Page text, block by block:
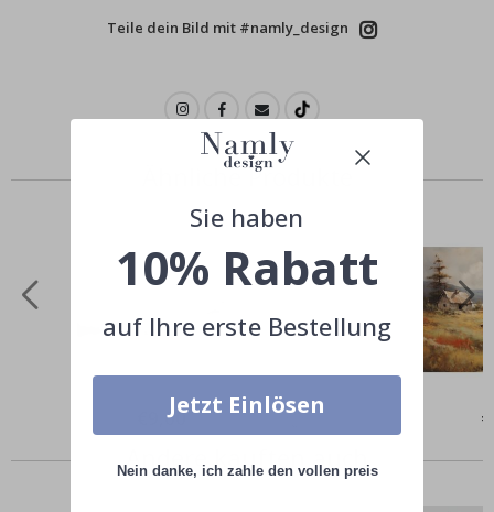
Teile dein Bild mit #namly_design
Ähnliche Produkte
Special
€9,00
Andere kauften auch
Sie haben
10% Rabatt
auf Ihre erste Bestellung
Jetzt Einlösen
Nein danke, ich zahle den vollen preis